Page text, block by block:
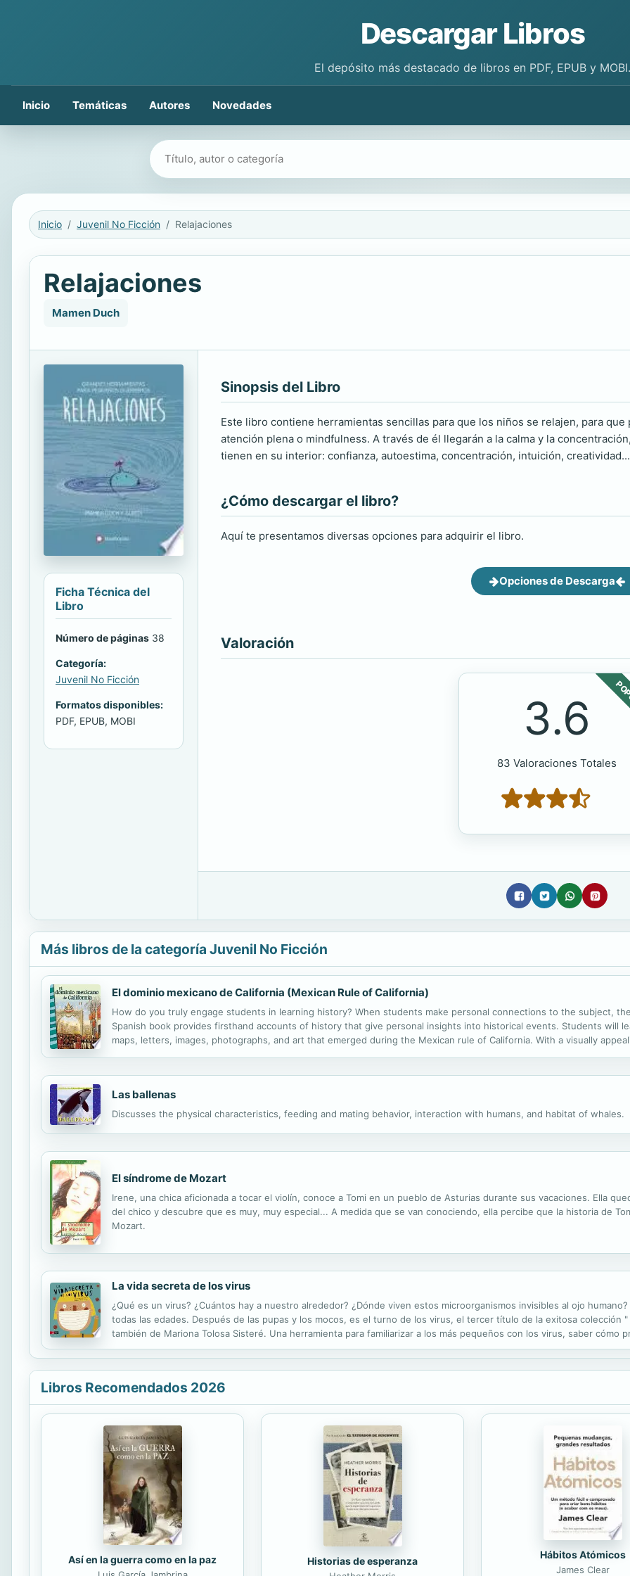
Descargar Libros
El depósito más destacado de libros en PDF, EPUB y MOBI.
Inicio Temáticas Autores Novedades
Buscar libros
Inicio Juvenil No Ficción Relajaciones
Relajaciones
Mamen Duch
Ficha Técnica del
Libro
Número de páginas 38
Categoría:
Juvenil No Ficción
Formatos disponibles:
PDF, EPUB, MOBI
Sinopsis del Libro
Este libro contiene herramientas sencillas para que los niños se relajen, para
atención plena o mindfulness. A través de él llegarán a la calma y la
tienen en su interior: confianza, autoestima, concentración, intuición, creatividad...
¿Cómo descargar el libro?
Aquí te presentamos diversas opciones para adquirir el libro.
Opciones de Descarga
Valoración
3.6
83 Valoraciones Totales
Más libros de la categoría Juvenil No Ficción
El dominio mexicano de California (Mexican Rule of California)
How do you truly engage students in learning history? When students make personal connections to the subject,
Spanish book provides firsthand accounts of history that give personal insights into historical events. Students will
maps, letters, images, photographs, and art that emerged during the Mexican rule of California. With a visually
Las ballenas
Discusses the physical characteristics, feeding and mating behavior, interaction with humans, and habitat of whales.
El síndrome de Mozart
Irene, una chica aficionada a tocar el violín, conoce a Tomi en un pueblo de Asturias durante sus vacaciones. Ella
del chico y descubre que es muy, muy especial... A medida que se van conociendo, ella percibe que la historia de
Mozart.
La vida secreta de los virus
¿Qué es un virus? ¿Cuántos hay a nuestro alrededor? ¿Dónde viven estos microorganismos invisibles al ojo
todas las edades. Después de las pupas y los mocos, es el turno de los virus, el tercer título de la exitosa colección
también de Mariona Tolosa Sisteré. Una herramienta para familiarizar a los más pequeños con los virus, saber cómo
mayoría son inofensivos. Contenidos rigurosos y muy accesibles, escritos por el colectivo de mujeres...
Libros Recomendados 2026
Así en la guerra como en la paz Historias de esperanza
Hábitos Atómicos
James Clear